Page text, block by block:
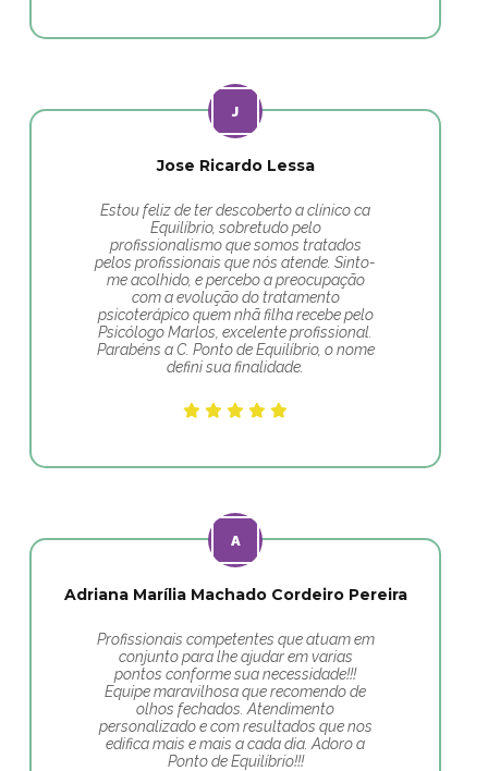
Jose Ricardo Lessa
Estou feliz de ter descoberto a clínico ca
Equilíbrio, sobretudo pelo
profissionalismo que somos tratados
pelos profissionais que nós atende. Sinto-
me acolhido, e percebo a preocupação
com a evolução do tratamento
psicoterápico quem nhã filha recebe pelo
Psicólogo Marlos, excelente profissional.
Parabéns a C. Ponto de Equilíbrio, o nome
defini sua finalidade.
Adriana Marília Machado Cordeiro Pereira
Profissionais competentes que atuam em
conjunto para lhe ajudar em varias
pontos conforme sua necessidade!!!
Equipe maravilhosa que recomendo de
olhos fechados. Atendimento
personalizado e com resultados que nos
edifica mais e mais a cada dia. Adoro a
Ponto de Equilíbrio!!!